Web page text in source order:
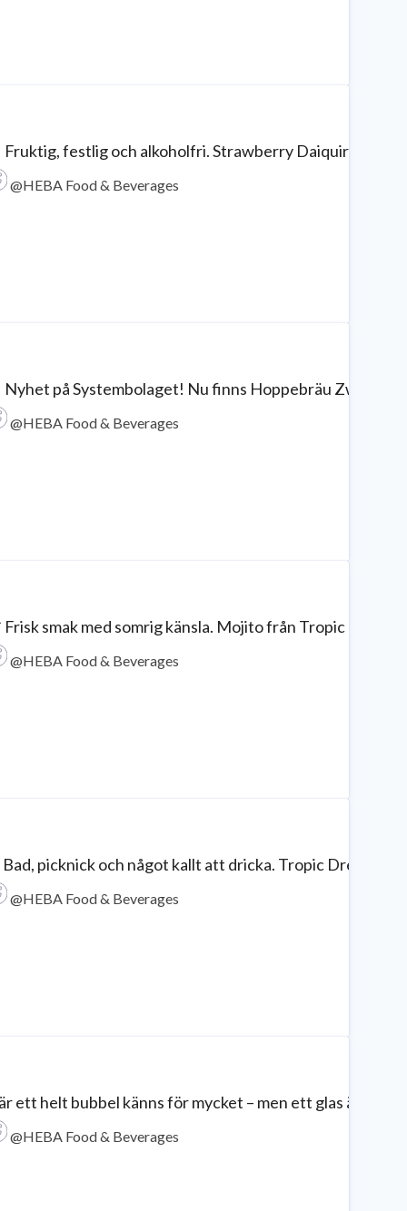
Fruktig, festlig och alkoholfri. Strawberry Daiquiri från
@HEBA Food & Beverages
Nyhet på Systembolaget! Nu finns Hoppebräu Zwickel i
@HEBA Food & Beverages
Frisk smak med somrig känsla. Mojito från Tropic
@HEBA Food & Beverages
picknick och något kallt att dricka. Tropic Dreams
@HEBA Food & Beverages
ett helt bubbel känns för mycket – men ett glas är
@HEBA Food & Beverages